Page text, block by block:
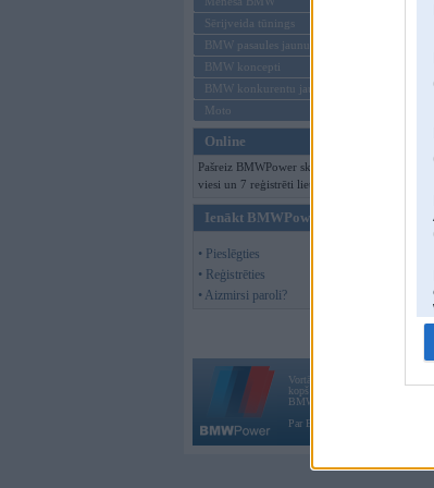
Sērijveida tūnings
BMW pasaules jaunumi
BMW koncepti
BMW konkurentu jaunumi
Moto
Online
Pašreiz BMWPower skatās 129
viesi un 7 reģistrēti lietotāji.
Ienākt BMWPower
• Pieslēgties
• Reģistrēties
• Aizmirsi paroli?
Vortāls BMWPower.lv darbojas
kopš 2002. gada 14. maija. Tas
BMW AG.
Par BMWPower